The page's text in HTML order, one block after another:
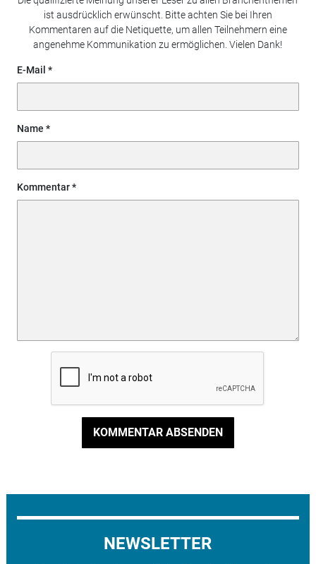
ist ausdrücklich erwünscht. Bitte achten Sie bei Ihren
Kommentaren auf die Netiquette, um allen Teilnehmern eine
angenehme Kommunikation zu ermöglichen. Vielen Dank!
E-Mail
Name
Kommentar
KOMMENTAR ABSENDEN
NEWSLETTER